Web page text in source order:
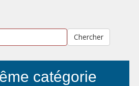
Chercher
catégorie